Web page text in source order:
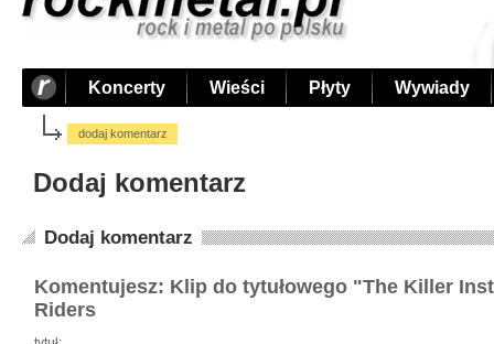
Koncerty Wieści Płyty Wywiady
dodaj komentarz
Dodaj komentarz
Dodaj komentarz
Komentujesz: Klip do tytułowego "The Killer
Riders